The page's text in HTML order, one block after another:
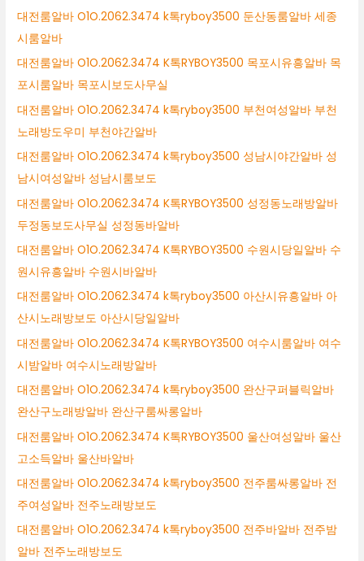
대전룸알바 O1O.2062.3474 k톡ryboy3500 둔산동룸알바 세종
시룸알바
대전룸알바 O1O.2062.3474 K톡RYBOY3500 목포시유흥알바 목
포시룸알바 목포시보도사무실
대전룸알바 O1O.2062.3474 k톡ryboy3500 부천여성알바 부천
노래방도우미 부천야간알바
대전룸알바 O1O.2062.3474 k톡ryboy3500 성남시야간알바 성
남시여성알바 성남시룸보도
대전룸알바 O1O.2062.3474 K톡RYBOY3500 성정동노래방알바
두정동보도사무실 성정동바알바
대전룸알바 O1O.2062.3474 K톡RYBOY3500 수원시당일알바 수
원시유흥알바 수원시바알바
대전룸알바 O1O.2062.3474 k톡ryboy3500 아산시유흥알바 아
산시노래방보도 아산시당일알바
대전룸알바 O1O.2062.3474 K톡RYBOY3500 여수시룸알바 여수
시밤알바 여수시노래방알바
대전룸알바 O1O.2062.3474 k톡ryboy3500 완산구퍼블릭알바
완산구노래방알바 완산구룸싸롱알바
대전룸알바 O1O.2062.3474 K톡RYBOY3500 울산여성알바 울산
고소득알바 울산바알바
대전룸알바 O1O.2062.3474 k톡ryboy3500 전주룸싸롱알바 전
주여성알바 전주노래방보도
대전룸알바 O1O.2062.3474 k톡ryboy3500 전주바알바 전주밤
알바 전주노래방보도